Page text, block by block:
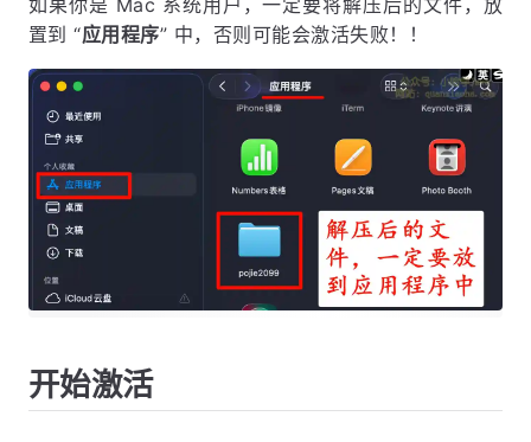
如果你是 Mac 系统用户，一定要将解压后的文件，放
置到 “应用程序” 中，否则可能会激活失败！！
开始激活